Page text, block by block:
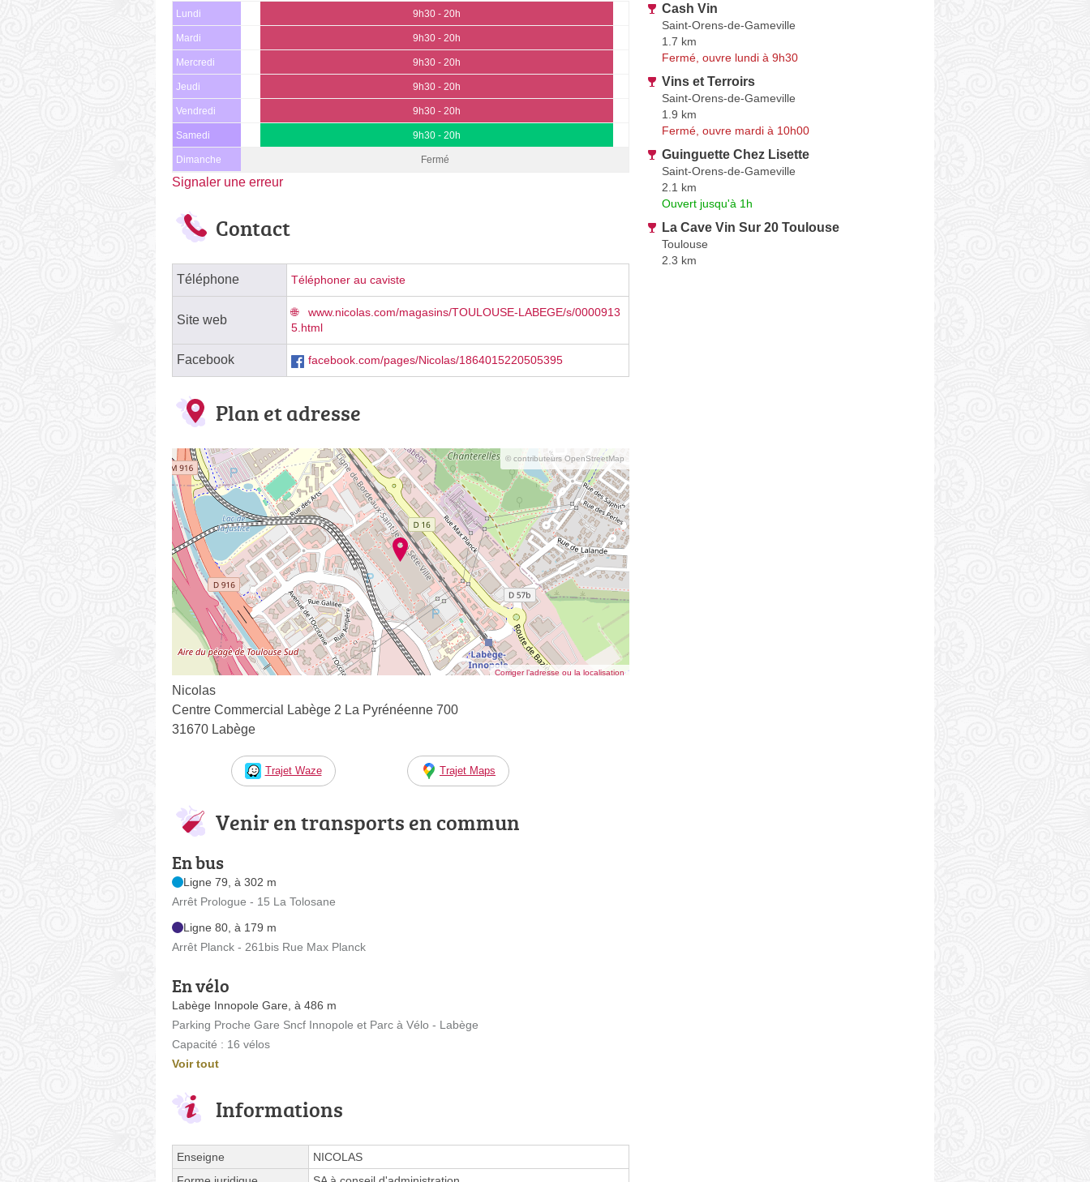
Lundi 9h30 - 20h
Mardi 9h30 - 20h
Mercredi 9h30 - 20h
Jeudi 9h30 - 20h
Vendredi 9h30 - 20h
Samedi 9h30 - 20h
Dimanche Fermé
Signaler une erreur
Contact
Téléphone Téléphoner au caviste
Site web
www.nicolas.com/magasins/TOULOUSE-LABEGE/s/0000913
5.html
Facebook facebook.com/pages/Nicolas/1864015220505395
Plan et adresse
© contributeurs OpenStreetMap
Corriger l’adresse ou la localisation
Nicolas
Centre Commercial Labège 2 La Pyrénéenne 700
31670 Labège
Trajet Waze Trajet Maps
Venir en transports en commun
En bus
Ligne 79, à 302 m
Arrêt Prologue - 15 La Tolosane
Ligne 80, à 179 m
Arrêt Planck - 261bis Rue Max Planck
En vélo
Labège Innopole Gare, à 486 m
Parking Proche Gare Sncf Innopole et Parc à Vélo - Labège
Capacité : 16 vélos
Voir tout
Informations
Enseigne
NICOLAS
Cash Vin
Saint-Orens-de-Gameville
1.7 km
Fermé, ouvre lundi à 9h30
Vins et Terroirs
Saint-Orens-de-Gameville
1.9 km
Fermé, ouvre mardi à 10h00
Guinguette Chez Lisette
Saint-Orens-de-Gameville
2.1 km
Ouvert jusqu'à 1h
La Cave Vin Sur 20 Toulouse
Toulouse
2.3 km